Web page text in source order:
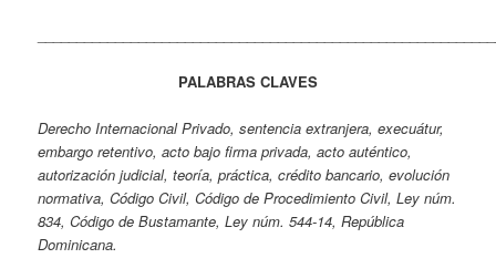
PALABRAS CLAVES
Derecho Internacional Privado, sentencia extranjera, execuátur,
embargo retentivo, acto bajo firma privada, acto auténtico,
autorización judicial, teoría, práctica, crédito bancario, evolución
normativa, Código Civil, Código de Procedimiento Civil, Ley núm.
834, Código de Bustamante, Ley núm. 544-14, República
Dominicana.